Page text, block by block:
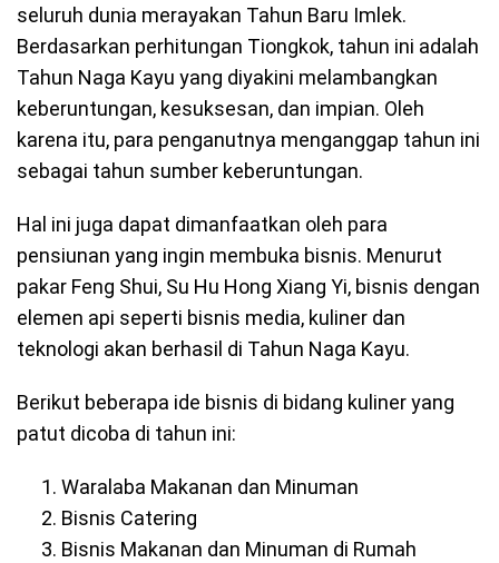
seluruh dunia merayakan Tahun Baru Imlek.
Berdasarkan perhitungan Tiongkok, tahun ini adalah
Tahun Naga Kayu yang diyakini melambangkan
keberuntungan, kesuksesan, dan impian. Oleh
karena itu, para penganutnya menganggap tahun ini
sebagai tahun sumber keberuntungan.
Hal ini juga dapat dimanfaatkan oleh para
pensiunan yang ingin membuka bisnis. Menurut
pakar Feng Shui, Su Hu Hong Xiang Yi, bisnis dengan
elemen api seperti bisnis media, kuliner dan
teknologi akan berhasil di Tahun Naga Kayu.
Berikut beberapa ide bisnis di bidang kuliner yang
patut dicoba di tahun ini:
Waralaba Makanan dan Minuman
Bisnis Catering
Bisnis Makanan dan Minuman di Rumah